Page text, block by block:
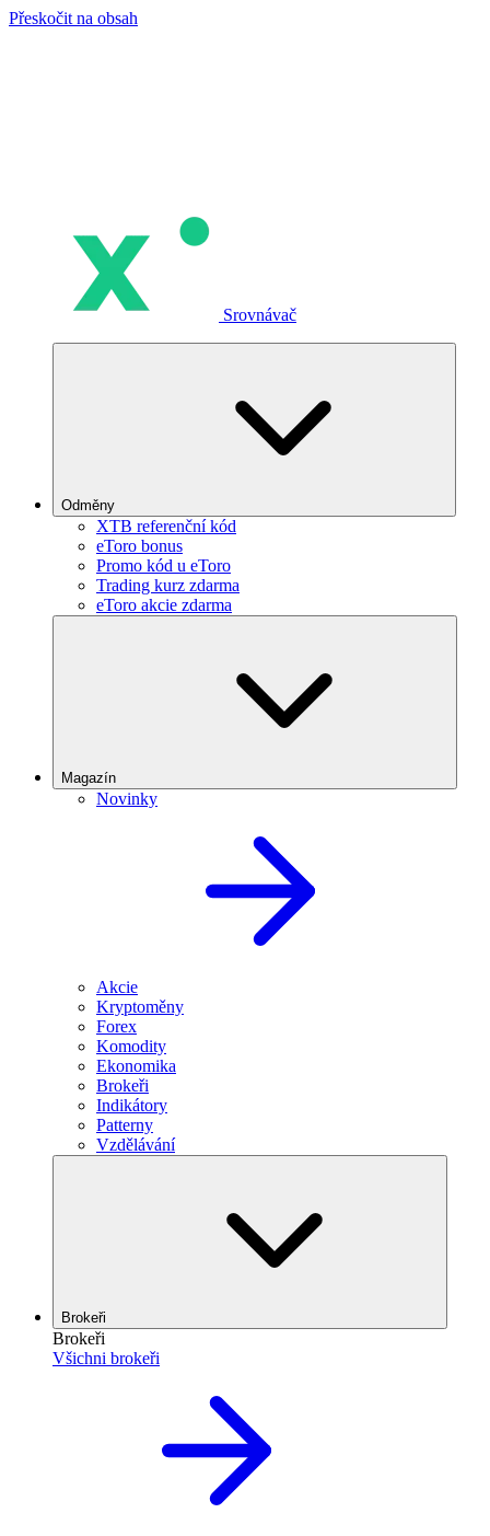
Přeskočit na obsah
Srovnávač
Odměny
XTB referenční kód
eToro bonus
Promo kód u eToro
Trading kurz zdarma
eToro akcie zdarma
Magazín
Novinky
Akcie
Kryptoměny
Forex
Komodity
Ekonomika
Brokeři
Indikátory
Patterny
Vzdělávání
Brokeři
Brokeři
Všichni brokeři